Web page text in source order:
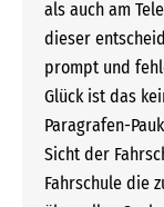
als auch am
dieser
prompt und
Glück ist das
Paragrafen-
Sicht der
Fahrschule die